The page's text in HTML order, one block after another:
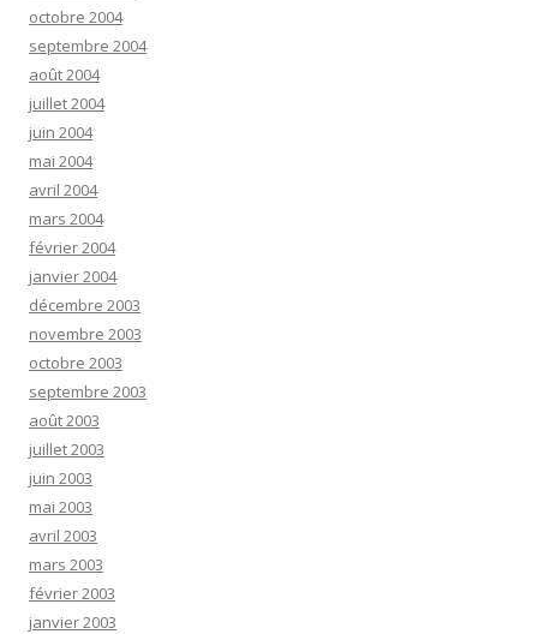
octobre 2004
septembre 2004
août 2004
juillet 2004
juin 2004
mai 2004
avril 2004
mars 2004
février 2004
janvier 2004
décembre 2003
novembre 2003
octobre 2003
septembre 2003
août 2003
juillet 2003
juin 2003
mai 2003
avril 2003
mars 2003
février 2003
janvier 2003